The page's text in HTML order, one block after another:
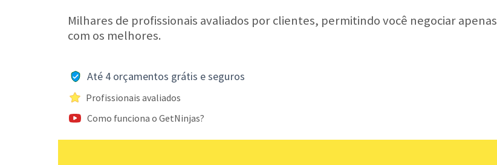
Milhares de profissionais avaliados por clientes, permitindo você negociar apenas
com os melhores.
Até 4 orçamentos grátis e seguros
Profissionais avaliados
Como funciona o GetNinjas?